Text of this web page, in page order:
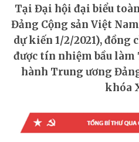
Tại Đại hội đại biểu
Đảng Cộng sản Việt
dự kiến 1/2/2021), đồng
được tín nhiệm bầu làm
hành Trung ương
khóa